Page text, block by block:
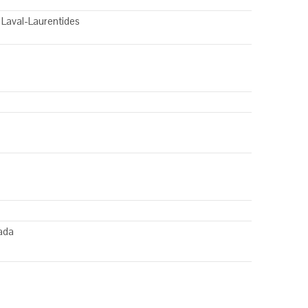
Laurentides